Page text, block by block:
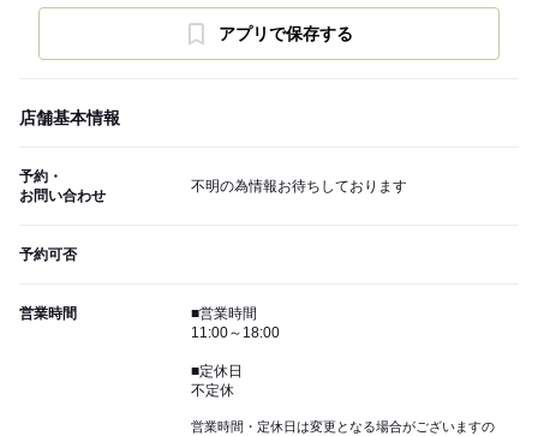
アプリで保存する
店舗基本情報
予約・
お問い合わせ
不明の為情報お待ちしております
予約可否
営業時間
■営業時間
11:00～18:00
■定休日
不定休
営業時間・定休日は変更となる場合がございますの